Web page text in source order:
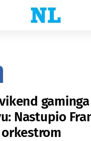
Nastupio